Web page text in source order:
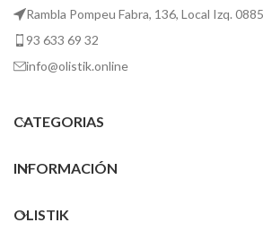
Rambla Pompeu Fabra, 136, Local Izq.
93 633 69 32
info@olistik.online
CATEGORIAS
INFORMACIÓN
OLISTIK